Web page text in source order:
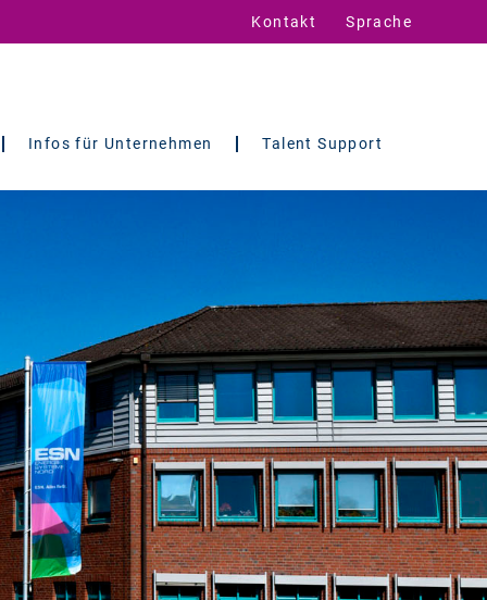
Kontakt Sprache
Infos für Unternehmen Talent Support